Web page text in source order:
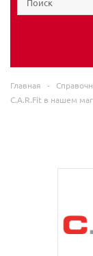
Главная -
C.A.R.Fit в нашем